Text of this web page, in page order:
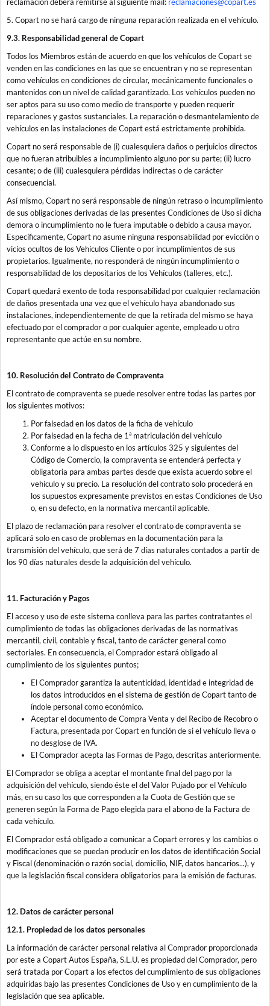
5. Copart no se hará cargo de ninguna reparación realizada en el vehículo.
9.3. Responsabilidad general de Copart
Todos los Miembros están de acuerdo en que los vehículos de Copart se
venden en las condiciones en las que se encuentran y no se representan
como vehículos en condiciones de circular, mecánicamente funcionales o
mantenidos con un nivel de calidad garantizado. Los vehículos pueden no
ser aptos para su uso como medio de transporte y pueden requerir
reparaciones y gastos sustanciales. La reparación o desmantelamiento de
vehículos en las instalaciones de Copart está estrictamente prohibida.
Copart no será responsable de (i) cualesquiera daños o perjuicios directos
que no fueran atribuibles a incumplimiento alguno por su parte; (ii) lucro
cesante; o de (iii) cualesquiera pérdidas indirectas o de carácter
consecuencial.
Así mismo, Copart no será responsable de ningún retraso o incumplimiento
de sus obligaciones derivadas de las presentes Condiciones de Uso si dicha
demora o incumplimiento no le fuera imputable o debido a causa mayor.
Específicamente, Copart no asume ninguna responsabilidad por evicción o
vicios ocultos de los Vehículos Cliente o por incumplimientos de sus
propietarios. Igualmente, no responderá de ningún incumplimiento o
responsabilidad de los depositarios de los Vehículos (talleres, etc.).
Copart quedará exento de toda responsabilidad por cualquier reclamación
de daños presentada una vez que el vehículo haya abandonado sus
instalaciones, independientemente de que la retirada del mismo se haya
efectuado por el comprador o por cualquier agente, empleado u otro
representante que actúe en su nombre.
10. Resolución del Contrato de Compraventa
El contrato de compraventa se puede resolver entre todas las partes por
los siguientes motivos:
Por falsedad en los datos de la ficha de vehículo
Por falsedad en la fecha de 1ª matriculación del vehículo
Conforme a lo dispuesto en los artículos 325 y siguientes del
Código de Comercio, la compraventa se entenderá perfecta y
obligatoria para ambas partes desde que exista acuerdo sobre el
vehículo y su precio. La resolución del contrato solo procederá en
los supuestos expresamente previstos en estas Condiciones de Uso
o, en su defecto, en la normativa mercantil aplicable.
El plazo de reclamación para resolver el contrato de compraventa se
aplicará solo en caso de problemas en la documentación para la
transmisión del vehículo, que será de 7 días naturales contados a partir de
los 90 días naturales desde la adquisición del vehículo.
11. Facturación y Pagos
El acceso y uso de este sistema conlleva para las partes contratantes el
cumplimiento de todas las obligaciones derivadas de las normativas
mercantil, civil, contable y fiscal, tanto de carácter general como
sectoriales. En consecuencia, el Comprador estará obligado al
cumplimiento de los siguientes puntos;
El Comprador garantiza la autenticidad, identidad e integridad de
los datos introducidos en el sistema de gestión de Copart tanto de
índole personal como económico.
Aceptar el documento de Compra Venta y del Recibo de Recobro o
Factura, presentada por Copart en función de si el vehículo lleva o
no desglose de IVA.
El Comprador acepta las Formas de Pago, descritas anteriormente.
El Comprador se obliga a aceptar el montante final del pago por la
adquisición del vehículo, siendo éste el del Valor Pujado por el Vehículo
más, en su caso los que corresponden a la Cuota de Gestión que se
generen según la Forma de Pago elegida para el abono de la Factura de
cada vehículo.
El Comprador está obligado a comunicar a Copart errores y los cambios o
modificaciones que se puedan producir en los datos de identificación Social
y Fiscal (denominación o razón social, domicilio, NIF, datos bancarios...), y
que la legislación fiscal considera obligatorios para la emisión de facturas.
12. Datos de carácter personal
12.1. Propiedad de los datos personales
La información de carácter personal relativa al Comprador proporcionada
por este a Copart Autos España, S.L.U. es propiedad del Comprador, pero
será tratada por Copart a los efectos del cumplimiento de sus obligaciones
adquiridas bajo las presentes Condiciones de Uso y en cumplimiento de la
legislación que sea aplicable.